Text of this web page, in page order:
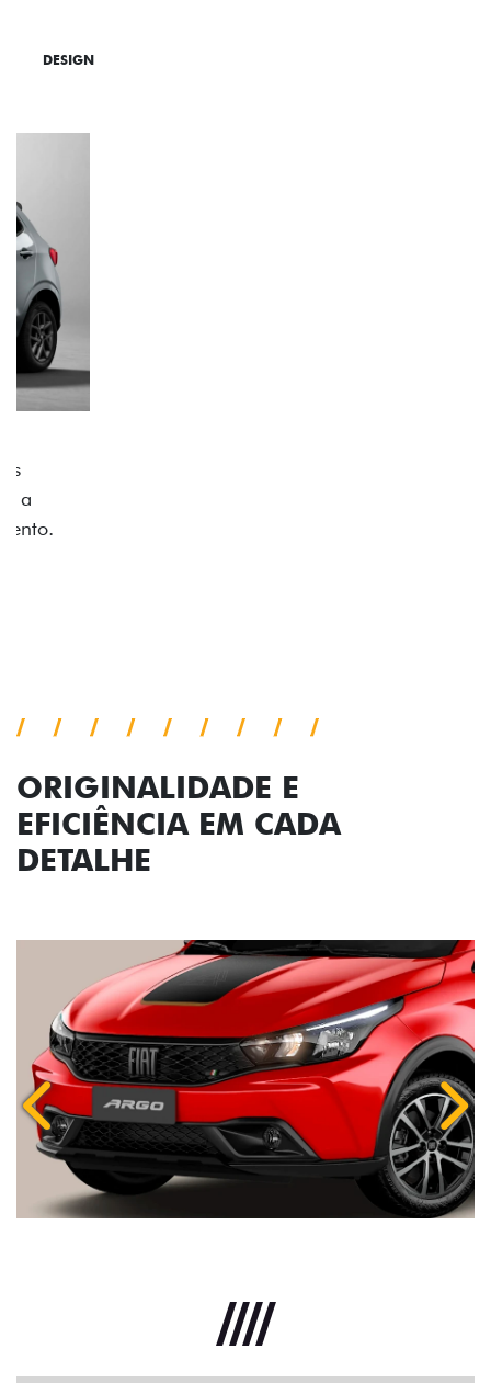
DESIGN
A flag italiana e o novo logo Fiat também aparecem
no interior do carro, que possui acabamento
impecável e detalhes escurecidos.
ORIGINALIDADE E
EFICIÊNCIA EM CADA
DETALHE
Anterior